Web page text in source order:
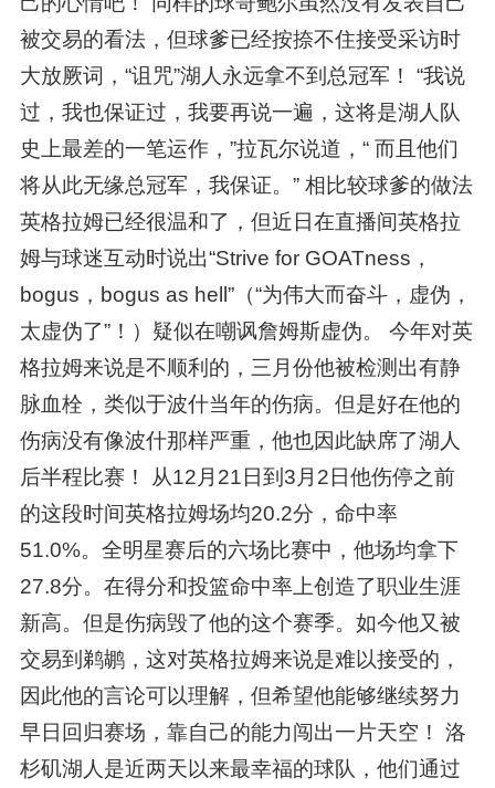
被交易的看法，但球爹已经按捺不住接受采访时
大放厥词，“诅咒”湖人永远拿不到总冠军！ “我说
过，我也保证过，我要再说一遍，这将是湖人队
史上最差的一笔运作，”拉瓦尔说道，“ 而且他们
将从此无缘总冠军，我保证。” 相比较球爹的做法
英格拉姆已经很温和了，但近日在直播间英格拉
姆与球迷互动时说出“Strive for GOATness，
bogus，bogus as hell”（“为伟大而奋斗，虚伪，
太虚伪了”！）疑似在嘲讽詹姆斯虚伪。 今年对英
格拉姆来说是不顺利的，三月份他被检测出有静
脉血栓，类似于波什当年的伤病。但是好在他的
伤病没有像波什那样严重，他也因此缺席了湖人
后半程比赛！ 从12月21日到3月2日他伤停之前
的这段时间英格拉姆场均20.2分，命中率
51.0%。全明星赛后的六场比赛中，他场均拿下
27.8分。在得分和投篮命中率上创造了职业生涯
新高。但是伤病毁了他的这个赛季。如今他又被
交易到鹈鹕，这对英格拉姆来说是难以接受的，
因此他的言论可以理解，但希望他能够继续努力
早日回归赛场，靠自己的能力闯出一片天空！ 洛
杉矶湖人是近两天以来最幸福的球队，他们通过